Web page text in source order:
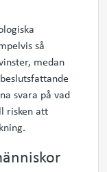
så
medan
svara på vad
risken att